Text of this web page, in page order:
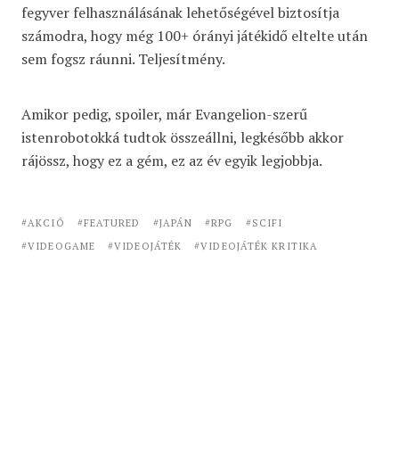
fegyver felhasználásának lehetőségével biztosítja
számodra, hogy még 100+ órányi játékidő eltelte után
sem fogsz ráunni. Teljesítmény.
Amikor pedig, spoiler, már Evangelion-szerű
istenrobotokká tudtok összeállni, legkésőbb akkor
rájössz, hogy ez a gém, ez az év egyik legjobbja.
AKCIÓ FEATURED JAPÁN RPG
SCIFI
VIDEOGAME
VIDEOJÁTÉK VIDEOJÁTÉK KRITIKA